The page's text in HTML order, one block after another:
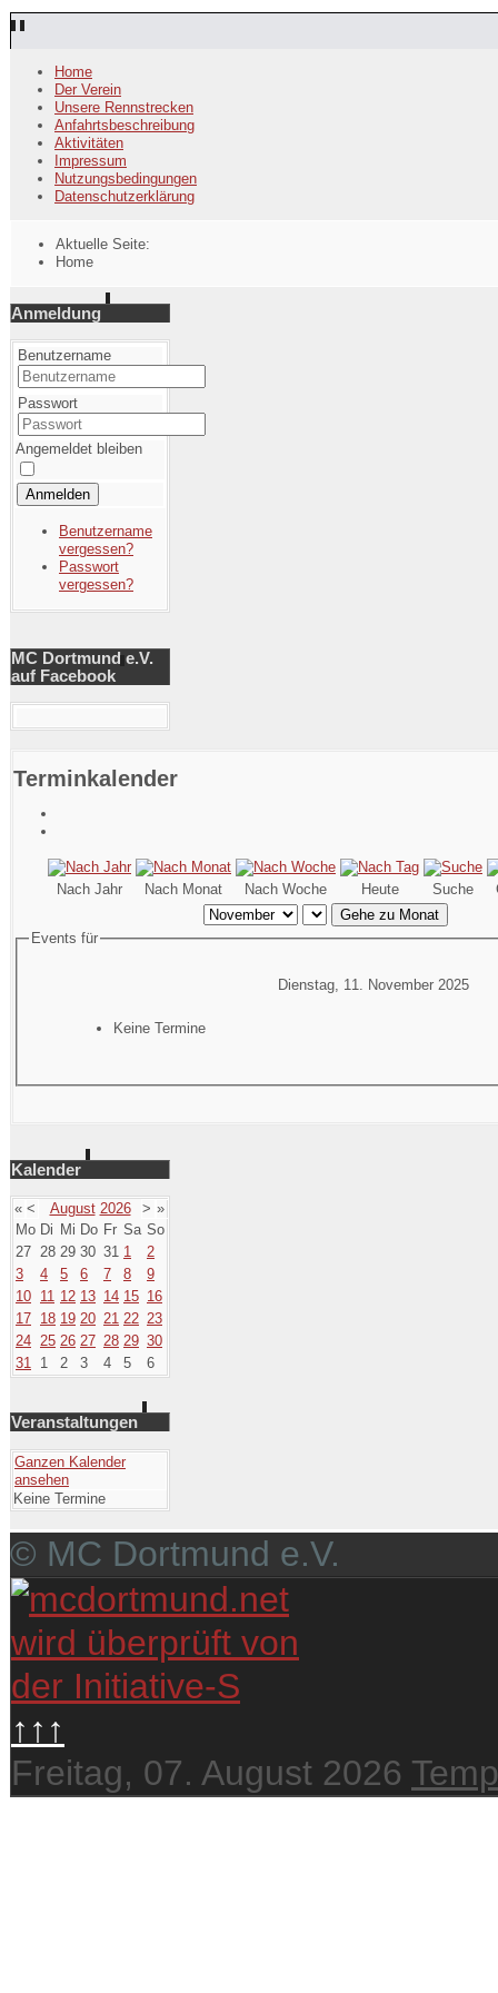
Home
Der Verein
Unsere Rennstrecken
Anfahrtsbeschreibung
Aktivitäten
Impressum
Nutzungsbedingungen
Datenschutzerklärung
Aktuelle Seite:
Home
Anmeldung
Benutzername
Passwort
Angemeldet bleiben
Anmelden
Benutzername
vergessen?
Passwort
vergessen?
MC Dortmund e.V.
auf Facebook
Terminkalender
Nach Jahr Nach Monat Nach Woche Heute Suche
Gehe zu Monat
Events für
Dienstag, 11. November 2025
Keine Termine
Kalender
« < August 2026 > »
Mo Di Mi Do Fr Sa So
27 28 29 30 31 1
2
3
4 5 6 7 8
9
10 11 12 13 14 15 16
17 18 19 20 21 22 23
24 25 26 27 28 29 30
31 1 2 3 4 5 6
Veranstaltungen
Ganzen Kalender
ansehen
Keine Termine
© MC Dortmund e.V.
↑↑↑
Freitag, 07. August 2026